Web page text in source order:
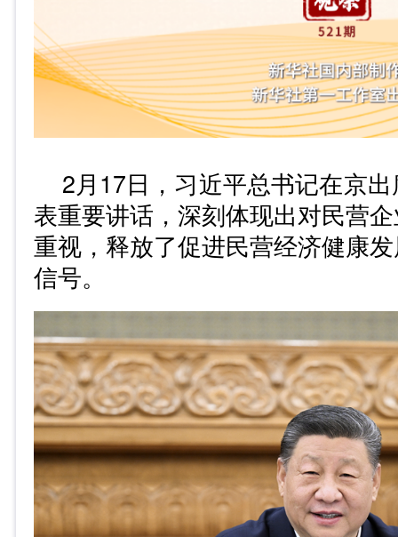
2月17日，习近平总书记在京
表重要讲话，深刻体现出对民营
重视，释放了促进民营经济健康
信号。